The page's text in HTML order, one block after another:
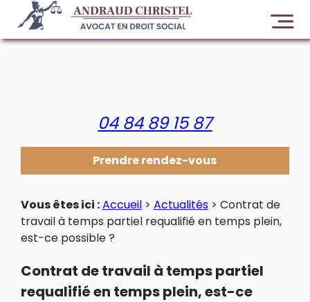
04 84 89 15 87
Prendre rendez-vous
Vous êtes ici :Accueil> Actualités> Contrat de
travail à temps partiel requalifié en temps plein,
est-ce possible ?
Contrat de travail à temps partiel
requalifié en temps plein, est-ce
Panneau de gestion des cookies